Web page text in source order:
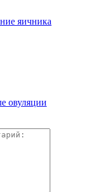
яичника
овуляции